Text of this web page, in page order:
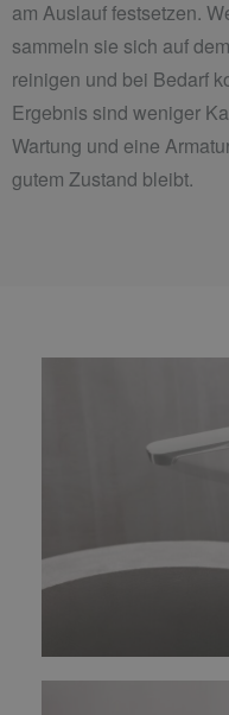
am Auslauf festsetzen.
sammeln sie sich auf
reinigen und bei Bedarf
Ergebnis sind weniger
Wartung und eine
gutem Zustand bleibt.